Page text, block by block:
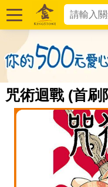
咒術迴戰 (首刷